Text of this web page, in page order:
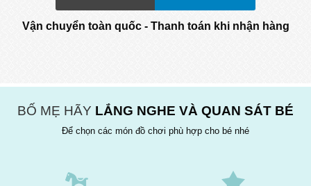
Vận chuyển toàn quốc - Thanh toán khi nhận hàng
BỐ MẸ HÃY LẮNG NGHE VÀ QUAN SÁT BÉ
Để chọn các món đồ chơi phù hợp cho bé nhé